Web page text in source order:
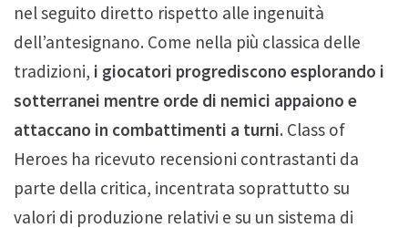
nel seguito diretto rispetto alle ingenuità
dell’antesignano. Come nella più classica delle
tradizioni, i giocatori progrediscono esplorando i
sotterranei mentre orde di nemici appaiono e
attaccano in combattimenti a turni. Class of
Heroes ha ricevuto recensioni contrastanti da
parte della critica, incentrata soprattutto su
valori di produzione relativi e su un sistema di